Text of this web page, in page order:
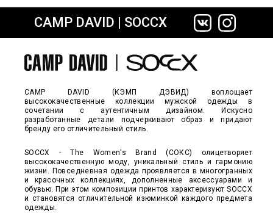
сайте СДЭК
CAMP DAVID | SOCCX
CAMP DAVID (КЭМП ДЭВИД) воплощает
высококачественные коллекции мужской одежды в
сочетании с аутентичным дизайном. Искусно
разработанные детали подчеркивают образ и придают
бренду его отличительный стиль.
SOCCX - The Women's Brand (СОКС) олицетворяет
высококачественную моду, уникальный стиль и гармонию
жизни. Повседневная одежда проявляется в многогранных
и красочных коллекциях, дополненные аксессуарами и
обувью. При этом композиции принтов характеризуют SOCCX
и становятся отличительной изюминкой каждого предмета
одежды.